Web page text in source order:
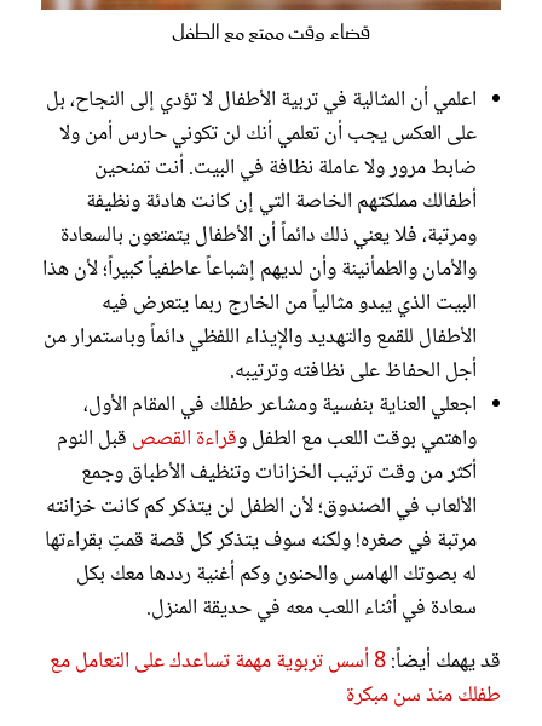
قضاء وقت ممتع مع الطفل
اعلمي أن المثالية في تربية الأطفال لا تؤدي إلى النجاح، بل
على العكس يجب أن تعلمي أنك لن تكوني حارس أمن ولا
ضابط مرور ولا عاملة نظافة في البيت. أنت تمنحين
أطفالك مملكتهم الخاصة التي إن كانت هادئة ونظيفة
ومرتبة، فلا يعني ذلك دائماً أن الأطفال يتمتعون بالسعادة
والأمان والطمأنينة وأن لديهم إشباعاً عاطفياً كبيراً؛ لأن هذا
البيت الذي يبدو مثالياً من الخارج ربما يتعرض فيه
الأطفال للقمع والتهديد والإيذاء اللفظي دائماً وباستمرار من
أجل الحفاظ على نظافته وترتيبه.
اجعلي العناية بنفسية ومشاعر طفلك في المقام الأول،
واهتمي بوقت اللعب مع الطفل وقراءة القصص قبل النوم
أكثر من وقت ترتيب الخزانات وتنظيف الأطباق وجمع
الألعاب في الصندوق؛ لأن الطفل لن يتذكر كم كانت خزانته
مرتبة في صغره! ولكنه سوف يتذكر كل قصة قمتِ بقراءتها
له بصوتك الهامس والحنون وكم أغنية رددها معك بكل
سعادة في أثناء اللعب معه في حديقة المنزل.
قد يهمك أيضاً:
8 أسس تربوية مهمة تساعدك على التعامل مع
طفلك منذ سن مبكرة